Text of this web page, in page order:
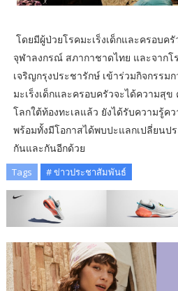
โดยมีผู้ป่วยโรคมะเร็งเด็กและครอบค
จุฬาลงกรณ์ สภากาชาดไทย และจากโ
เจริญกรุงประชารักษ์ เข้าร่วมกิจกรร
มะเร็งเด็กและครอบครัวจะได้ความสุ
โลกใต้ท้องทะเลแล้ว ยังได้รับความรู้ค
พร้อมทั้งมีโอกาสได้พบปะแลกเปลี่ยนป
กันและกันอีกด้วย
Tags # ข่าวประชาสัมพันธ์